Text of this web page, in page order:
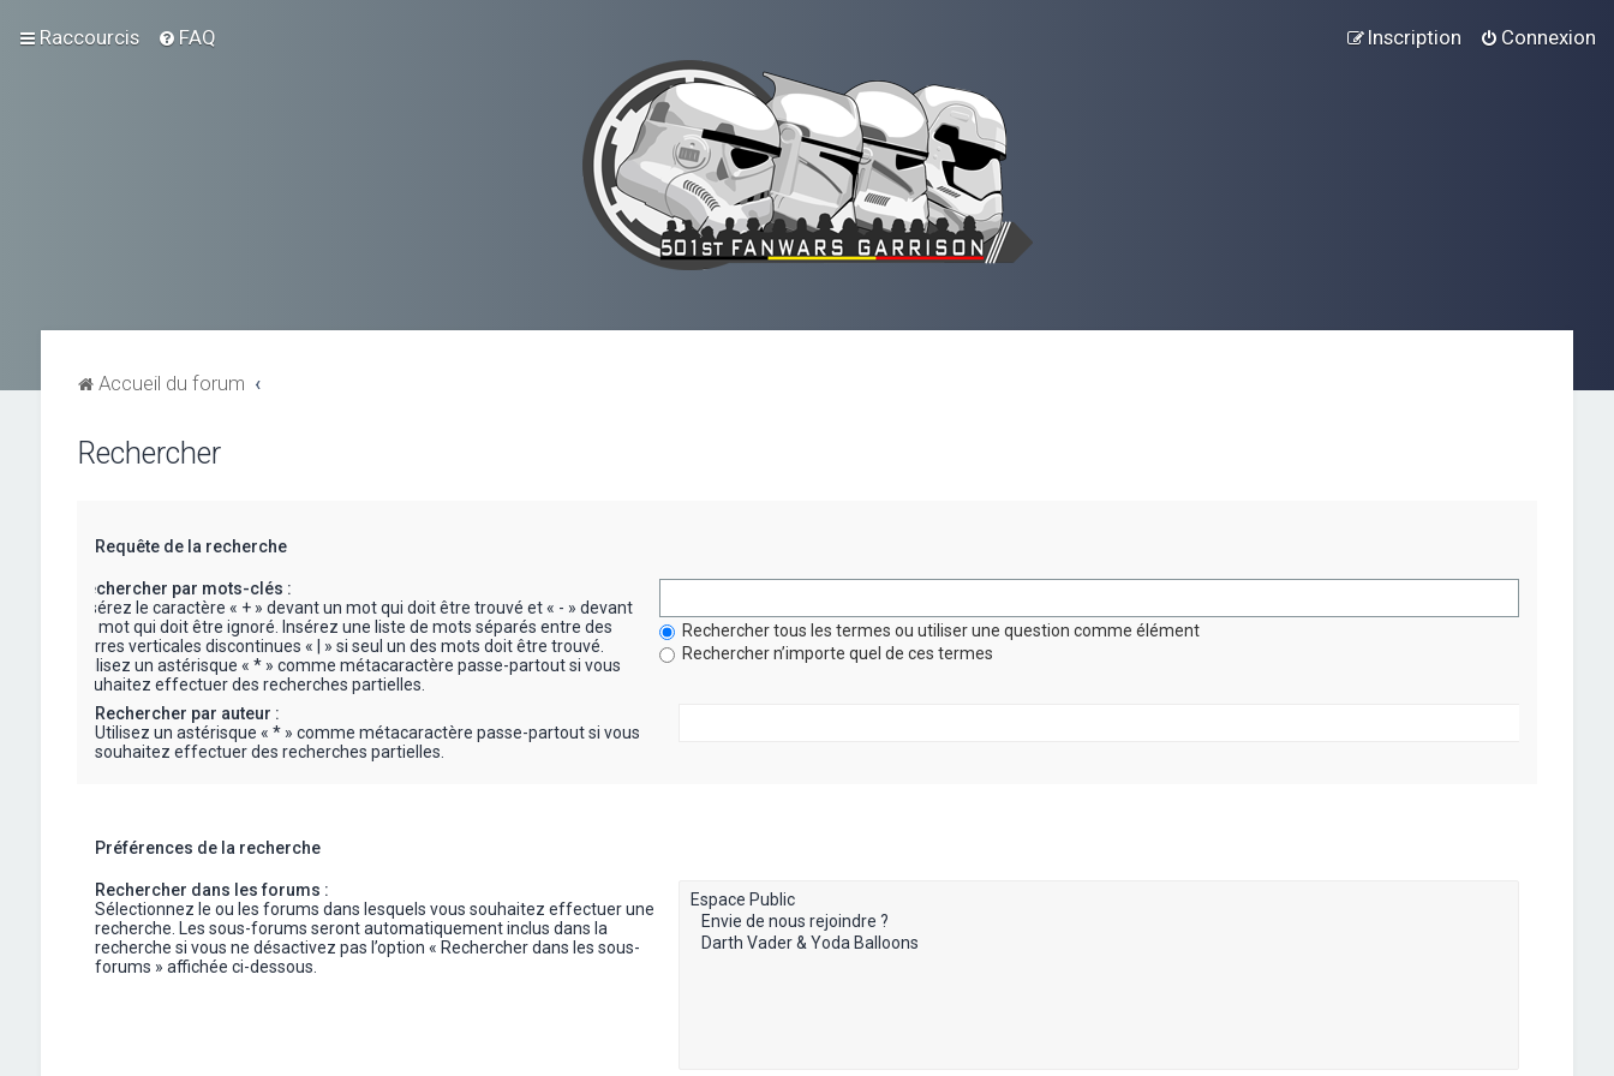
Raccourcis FAQ Connexion
Inscription
Accueil du forum
Rechercher
Requête de la recherche
Rechercher par mots-clés :
Insérez le caractère « + » devant un mot qui doit être trouvé et « - » devant
un mot qui doit être ignoré. Insérez une liste de mots séparés entre des
barres verticales discontinues « | » si seul un des mots doit être trouvé.
Utilisez un astérisque « * » comme métacaractère passe-partout si vous
souhaitez effectuer des recherches partielles.
Rechercher tous les termes ou utiliser une question comme élément
Rechercher n’importe quel de ces termes
Rechercher par auteur :
Utilisez un astérisque « * » comme métacaractère passe-partout si vous
souhaitez effectuer des recherches partielles.
Préférences de la recherche
Rechercher dans les forums :
Sélectionnez le ou les forums dans lesquels vous souhaitez effectuer une
recherche. Les sous-forums seront automatiquement inclus dans la
recherche si vous ne désactivez pas l’option « Rechercher dans les sous-
forums » affichée ci-dessous.